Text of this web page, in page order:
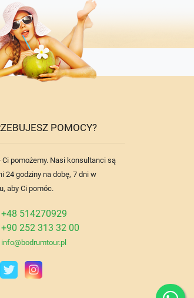
POMOCY?
Ci pomożemy. Nasi konsultanci są
24 godziny na dobę, 7 dni w
aby Ci pomóc.
+48 514270929
+90 252 313 32 00
info@bodrumtour.pl